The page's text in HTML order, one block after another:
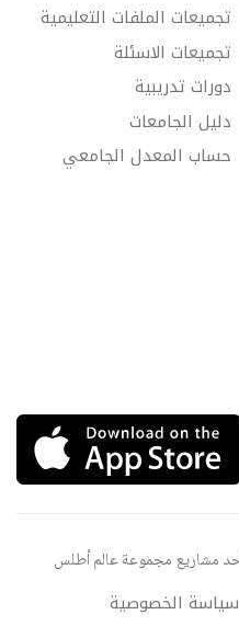
تجميعات الملفات التعليمية
تجميعات الاسئلة
دورات تدريبية
دليل الجامعات
حساب المعدل الجامعي
عالم أطلس
سياسة الخصوصية